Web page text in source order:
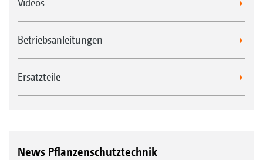
Videos
Betriebsanleitungen
Ersatzteile
News Pflanzenschutztechnik